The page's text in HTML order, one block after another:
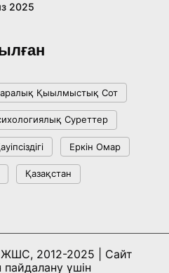
бағыты
көлінің жай-
2025
Қыылмыстық Сот
Суреттер
Еркін Омар
Қазақстан
ЖШС, 2012-2025 | Сайт
үшін